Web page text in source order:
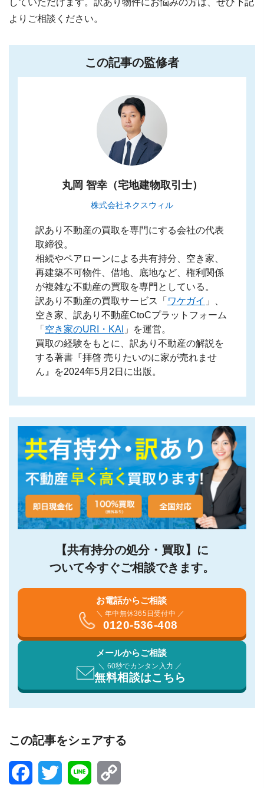
していただけます。訳あり物件にお悩みの方は、ぜひ下記
よりご相談ください。
この記事の監修者
丸岡 智幸（宅地建物取引士）
株式会社ネクスウィル
訳あり不動産の買取を専門にする会社の代表
取締役。
相続やペアローンによる共有持分、空き家、
再建築不可物件、借地、底地など、権利関係
が複雑な不動産の買取を専門としている。
訳あり不動産の買取サービス「 ワケガイ 」、
空き家、訳あり不動産CtoCプラットフォーム
「 空き家のURI・KAI 」を運営。
買取の経験をもとに、訳あり不動産の解説を
する著書『拝啓 売りたいのに家が売れませ
ん』を2024年5月2日に出版。
【共有持分の処分・買取】に
ついて今すぐご相談できます。
お電話からご相談
＼ 年中無休365日受付中 ／
0120-536-408
メールからご相談
＼ 60秒でカンタン入力 ／
無料相談はこちら
この記事をシェアする
FacebookTwitter Line